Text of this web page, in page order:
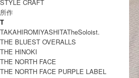
STYLE CRAFT
所作
T
TAKAHIROMIYASHITATheSoloist.
THE BLUEST OVERALLS
THE HINOKI
THE NORTH FACE
THE NORTH FACE PURPLE LABEL